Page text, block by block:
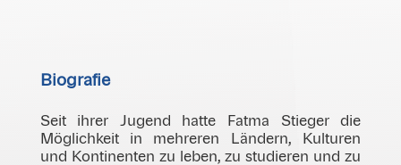
Biografie
Seit ihrer Jugend hatte Fatma Stieger die
Möglichkeit in mehreren Ländern, Kulturen
und Kontinenten zu leben, zu studieren und zu